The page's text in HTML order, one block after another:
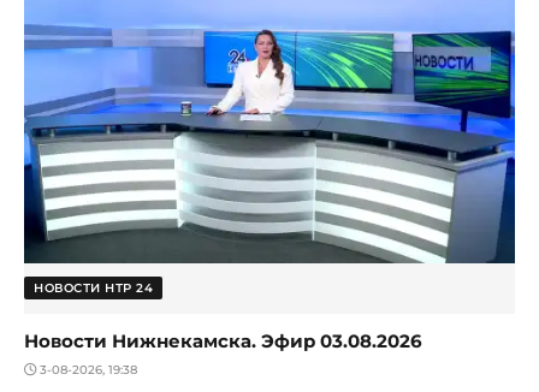
НОВОСТИ НТР 24
Новости Нижнекамска. Эфир 03.08.2026
3-08-2026, 19:38